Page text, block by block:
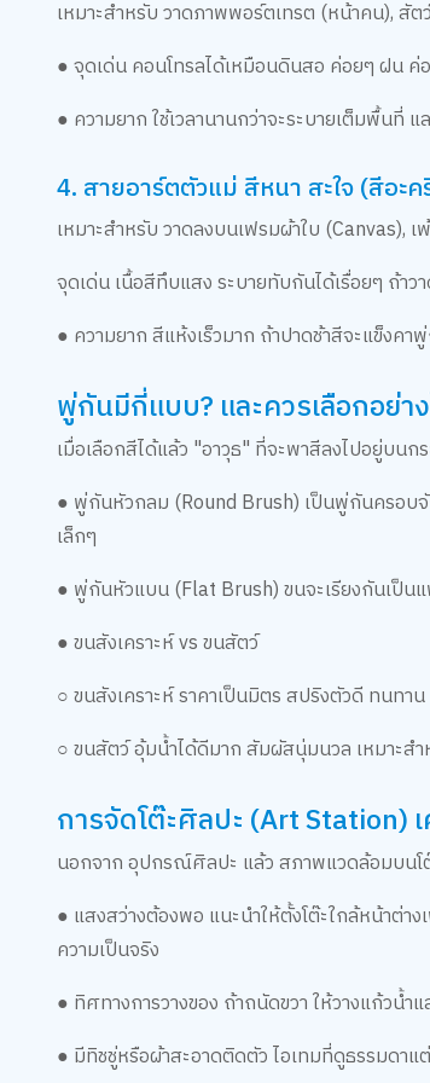
เหมาะสำหรับ วาดภาพพอร์ตเทรต (หน้าคน), สั
● จุดเด่น คอนโทรลได้เหมือนดินสอ ค่อยๆ ฝน ค่อ
● ความยาก ใช้เวลานานกว่าจะระบายเต็มพื้นที่
4. สายอาร์ตตัวแม่ สีหนา สะใจ (สีอะ
เหมาะสำหรับ วาดลงบนเฟรมผ้าใบ (Canvas),
จุดเด่น เนื้อสีทึบแสง ระบายทับกันได้เรื่อยๆ ถ้า
● ความยาก สีแห้งเร็วมาก ถ้าปาดช้าสีจะแข็งคา
พู่กันมีกี่แบบ? และควรเลือกอย่า
เมื่อเลือกสีได้แล้ว "อาวุธ" ที่จะพาสีลงไปอยู่บ
● พู่กันหัวกลม (Round Brush) เป็นพู่กันครอบจั
เล็กๆ
● พู่กันหัวแบน (Flat Brush) ขนจะเรียงกันเป็น
● ขนสังเคราะห์ vs ขนสัตว์
○ ขนสังเคราะห์ ราคาเป็นมิตร สปริงตัวดี ทนทา
○ ขนสัตว์ อุ้มน้ำได้ดีมาก สัมผัสนุ่มนวล เหมาะส
การจัดโต๊ะศิลปะ (Art Station)
นอกจาก อุปกรณ์ศิลปะ แล้ว สภาพแวดล้อมบนโ
● แสงสว่างต้องพอ แนะนำให้ตั้งโต๊ะใกล้หน้าต่า
ความเป็นจริง
● ทิศทางการวางของ ถ้าถนัดขวา ให้วางแก้วน้ำ
● มีทิชชู่หรือผ้าสะอาดติดตัว ไอเทมที่ดูธรรมดา